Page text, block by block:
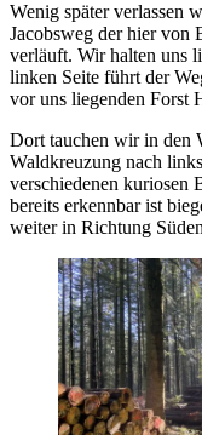
Wenig später verlassen
Jacobsweg der hier von
verläuft. Wir halten uns
linken Seite führt der
vor uns liegenden Forst
Dort tauchen wir in den
Waldkreuzung nach
verschiedenen kuriosen
bereits erkennbar ist
weiter in Richtung